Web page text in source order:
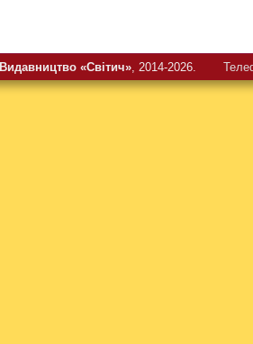
Видавництво «Свiтич», 2014-2026.